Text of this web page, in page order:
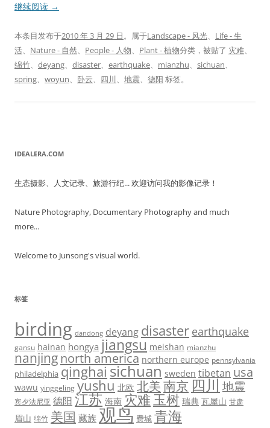
继续阅读 →
本条目发布于2010 年 3 月 29 日。属于Landscape - 风光、 Life - 生
活、 Nature - 自然、 People - 人物、 Plant - 植物分类，被贴了 灾难、
绵竹、 deyang、 disaster、 earthquake、 mianzhu、 sichuan、
spring、 woyun、 卧云、 四川、 地震、 德阳 标签。
IDEALERA.COM
生态摄影、人文记录、旅游行纪... 欢迎访问我的影像记录！
Nature Photography, Documentary Photography and much
more...
Welcome to Junsong's visual world.
标签
birding dandong deyang disaster earthquake
gansu hainan hongya jiangsu meishan mianzhu
nanjingnorth america northern europe pennsylvania
philadelphia qinghai sichuan sweden tibetan usa
wawu yinggeling yushu 北欧 北美南京 四川 地震
宾夕法尼亚 德阳 江苏 海南 灾难 玉树 瑞典 瓦屋山 甘肃
眉山 绵竹 美国 藏族 观鸟 费城 青海